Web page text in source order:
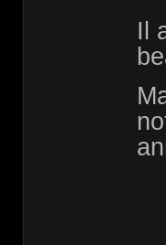
Il